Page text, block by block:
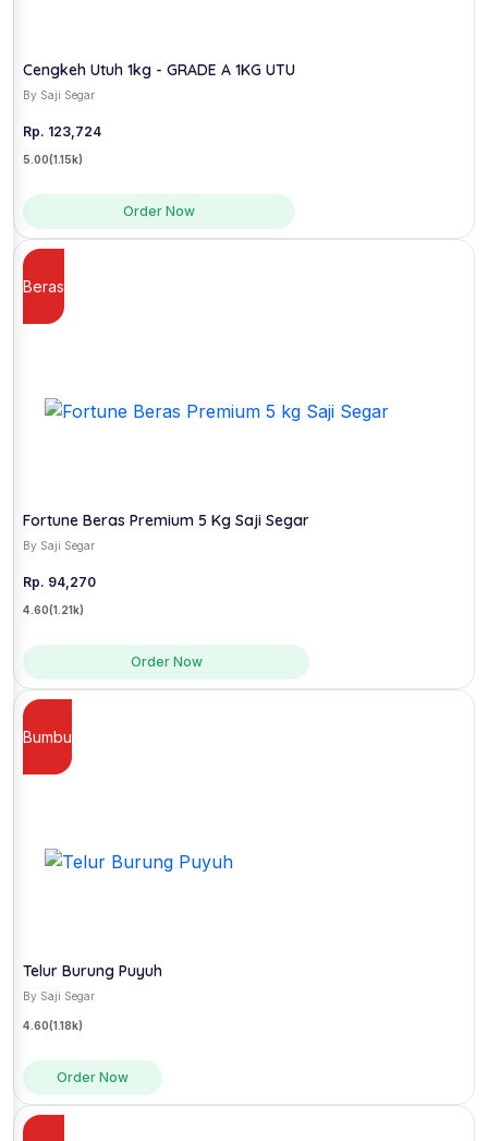
Cengkeh Utuh 1kg - GRADE A 1KG UTU
By Saji Segar
Rp. 123,724
5.00(1.15k)
Order Now
Beras
Fortune Beras Premium 5 Kg Saji Segar
By Saji Segar
Rp. 94,270
4.60(1.21k)
Order Now
Bumbu
Telur Burung Puyuh
By Saji Segar
4.60(1.18k)
Order Now